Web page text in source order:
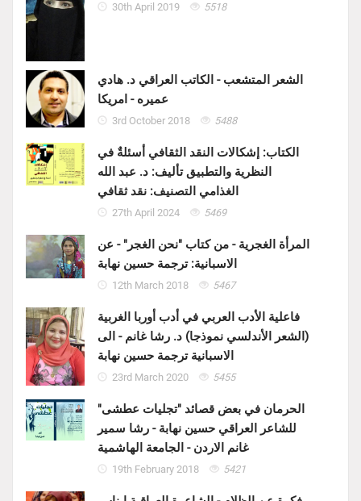
30th April 2019 5518
الشعر المتشعب - الكاتب العراقي د. هادي
عميره - امريكا
3rd October 2018 5488
الكتاب: إشكالات النقد الثقافي أسئلةٌ في
النظرية والتطبيق تأليف: د. عبد الله
الغذامي التصنيف: نقد ثقافي
27th April 2024 5469
المرأة الغجرية - من كتاب "نحن الغجر" - عن
الاسبانية: ترجمة حسين نهابة
12th March 2018 5467
فاعلية الأدب العربي في أدب أوربا الغربية
(الشعر الأندلسي نموذجا) د. رشا غانم - الى
الاسبانية ترجمة حسين نهابة
23rd March 2020 5455
الحرمان في بعض قصائد "تجليات عطشى"
للشاعر العراقي حسين نهابة - رشا سمير
غانم الاردن - الجامعة الهاشمية
19th February 2018 5421